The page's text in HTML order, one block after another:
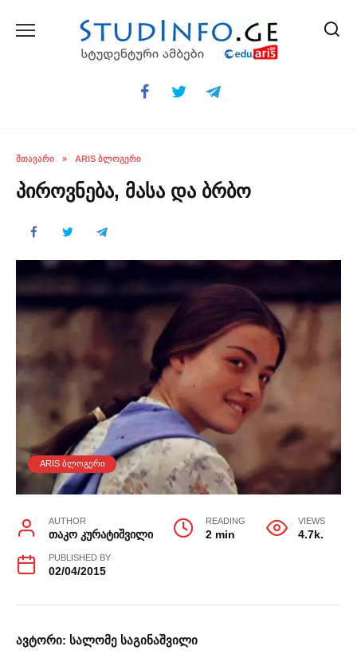
ᲛᲗᲐᲕᲐᲠᲘ » ARIS ᲑᲚᲝᲒᲔᲠᲘ
პიროვნება, მასა და ბრბო
ARIS ᲑᲚᲝᲒᲔᲠᲘ
AUTHOR
თაკო კურატიშვილი
READING
2 min
VIEWS
4.7k.
PUBLISHED BY
02/04/2015
ავტორი: სალომე საგინაშვილი